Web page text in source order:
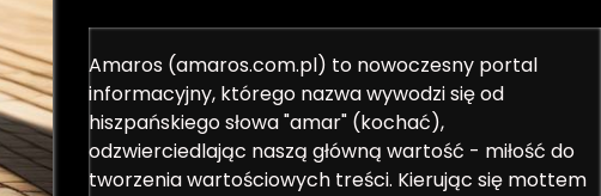
Amaros (amaros.com.pl) to nowoczesny portal
informacyjny, którego nazwa wywodzi się od
hiszpańskiego słowa "amar" (kochać),
odzwierciedlając naszą główną wartość - miłość do
tworzenia wartościowych treści. Kierując się mottem